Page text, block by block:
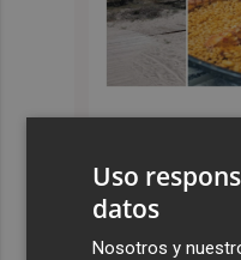
Últimas
El Tesoro cierra el
Uso
datos
Nosotros y